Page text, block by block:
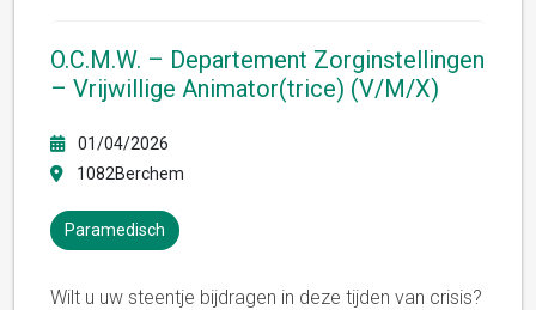
O.C.M.W. – Departement Zorginstellingen
– Vrijwillige Animator(trice) (V/M/X)
01/04/2026
1082Berchem
Paramedisch
Wilt u uw steentje bijdragen in deze tijden van crisis?